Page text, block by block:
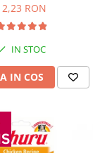
RON
IN STOC
IN COS